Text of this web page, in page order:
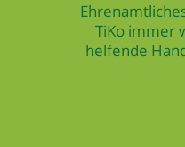
TiKo immer
helfende